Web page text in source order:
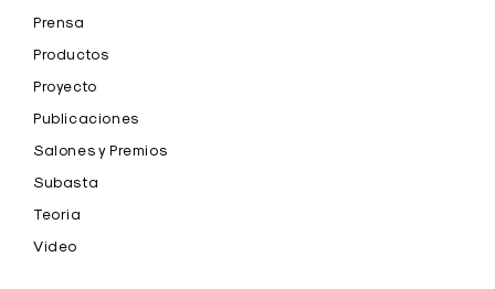
Prensa
Productos
Proyecto
Publicaciones
Salones y Premios
Subasta
Teoria
Video